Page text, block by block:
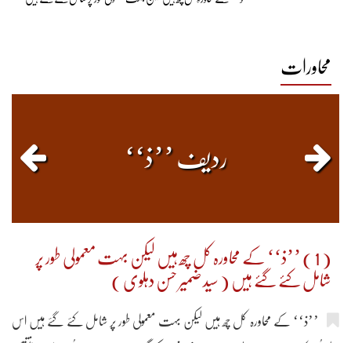
محاورات
ردیف ’’ذ‘‘
( 1 ) ’’ذ‘‘ کے محاورہ کل چھ ہیں لیکن بہت معمولی طور پر
شامل کئے گئے ہیں ( سید ضمیر حسن دہلوی )
’’ذ‘‘ کے محاورہ کل چھ ہیں لیکن بہت معمولی طور پر شامل کئے گئے ہیں اس